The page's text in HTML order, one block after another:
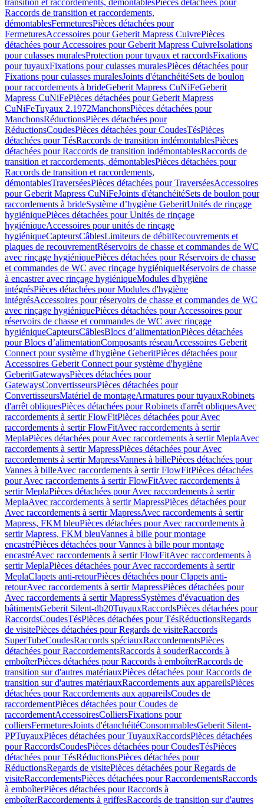
transition et raccordements, démontablesPièces détachées pour
Raccords de transition et raccordements,
démontablesFermeturesPièces détachées pour
FermeturesAccessoires pour Geberit Mapress CuivrePièces
détachées pour Accessoires pour Geberit Mapress CuivreIsolations
pour culasses muralesProtection pour tuyaux et raccordsFixations
pour tuyauxFixations pour culasses muralesPièces détachées pour
Fixations pour culasses muralesJoints d'étanchéitéSets de boulon
pour raccordements à brideGeberit Mapress CuNiFeGeberit
Mapress CuNiFePièces détachées pour Geberit Mapress
CuNiFeTuyaux 2.1972ManchonsPièces détachées pour
ManchonsRéductionsPièces détachées pour
RéductionsCoudesPièces détachées pour CoudesTésPièces
détachées pour TésRaccords de transition indémontablesPièces
détachées pour Raccords de transition indémontablesRaccords de
transition et raccordements, démontablesPièces détachées pour
Raccords de transition et raccordements,
démontablesTraverséesPièces détachées pour TraverséesAccessoires
pour Geberit Mapress CuNiFeJoints d'étanchéitéSets de boulon pour
raccordements à brideSystème d’hygiène GeberitUnités de rinçage
hygiéniquePièces détachées pour Unités de rinçage
hygiéniqueAccessoires pour unités de rinçage
hygiéniqueCapteursCâblesLimiteurs de débitRecouvrements et
plaques de recouvrementRéservoirs de chasse et commandes de WC
avec rinçage hygiéniquePièces détachées pour Réservoirs de chasse
et commandes de WC avec rinçage hygiéniqueRéservoirs de chasse
à encastrer avec rinçage hygiéniqueModules d'hygiène
intégrésPièces détachées pour Modules d'hygiène
intégrésAccessoires pour réservoirs de chasse et commandes de WC
avec rinçage hygiéniquePièces détachées pour Accessoires pour
réservoirs de chasse et commandes de WC avec rinçage
hygiéniqueCapteursCâblesBlocs d’alimentationPièces détachées
pour Blocs d’alimentationComposants réseauAccessoires Geberit
Connect pour système d'hygiène GeberitPièces détachées pour
Accessoires Geberit Connect pour système d'hygiène
GeberitGatewaysPièces détachées pour
GatewaysConvertisseursPièces détachées pour
ConvertisseursMatériel de montageArmatures pour tuyauxRobinets
d'arrêt obliquesPièces détachées pour Robinets d'arrêt obliquesAvec
raccordements à sertir FlowFitPièces détachées pour Avec
raccordements à sertir FlowFitAvec raccordements à sertir
MeplaPièces détachées pour Avec raccordements à sertir MeplaAvec
raccordements à sertir MapressPièces détachées pour Avec
raccordements à sertir MapressVannes à billePièces détachées pour
Vannes à billeAvec raccordements à sertir FlowFitPièces détachées
pour Avec raccordements à sertir FlowFitAvec raccordements à
sertir MeplaPièces détachées pour Avec raccordements à sertir
MeplaAvec raccordements à sertir MapressPièces détachées pour
Avec raccordements à sertir MapressAvec raccordements à sertir
Mapress, FKM bleuPièces détachées pour Avec raccordements à
sertir Mapress, FKM bleuVannes à bille pour montage
encastréPièces détachées pour Vannes à bille pour montage
encastréAvec raccordements à sertir FlowFitAvec raccordements à
sertir MeplaPièces détachées pour Avec raccordements à sertir
MeplaClapets anti-retourPièces détachées pour Clapets anti-
retourAvec raccordements à sertir MapressPièces détachées pour
Avec raccordements à sertir MapressSystèmes d'évacuation des
bâtimentsGeberit Silent-db20TuyauxRaccordsPièces détachées pour
RaccordsCoudesTésPièces détachées pour TésRéductionsRegards
de visitePièces détachées pour Regards de visiteRaccords
SuperTubeCoudesRaccords spéciauxRaccordementsPièces
détachées pour RaccordementsRaccords à souderRaccords à
emboîterPièces détachées pour Raccords à emboîterRaccords de
transition sur d'autres matériauxPièces détachées pour Raccords de
transition sur d'autres matériauxRaccordements aux appareilsPièces
détachées pour Raccordements aux appareilsCoudes de
raccordementPièces détachées pour Coudes de
raccordementAccessoiresColliersFixations pour
colliersFermeturesJoints d'étanchéitéConsommablesGeberit Silent-
PPTuyauxPièces détachées pour TuyauxRaccordsPièces détachées
pour RaccordsCoudesPièces détachées pour CoudesTésPièces
détachées pour TésRéductionsPièces détachées pour
RéductionsRegards de visitePièces détachées pour Regards de
visiteRaccordementsPièces détachées pour RaccordementsRaccords
à emboîterPièces détachées pour Raccords à
emboîterRaccordements à griffesRaccords de transition sur d'autres